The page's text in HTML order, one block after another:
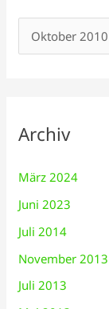
Archiv
März 2024
Juni 2023
Juli 2014
November 2013
Juli 2013